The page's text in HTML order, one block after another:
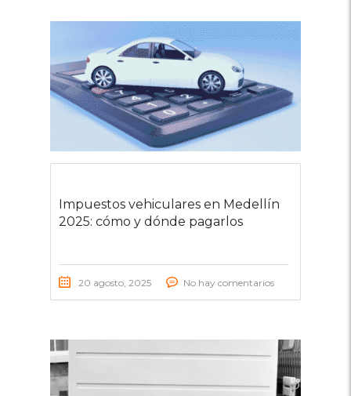
Impuestos vehiculares en Medellín
2025: cómo y dónde pagarlos
20 agosto, 2025 No hay comentarios